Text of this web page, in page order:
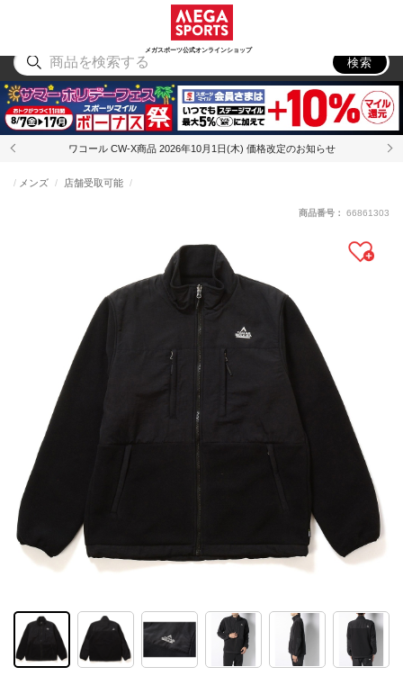
メガスポーツ公式オンラインショップ
アウトドア
検索
ワコール CW-X商品 2026年10月1日(木) 価格改定のお知らせ
メンズ 店舗受取可能
商品番号： 66861303